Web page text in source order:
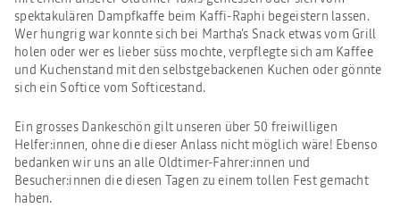
spektakulären Dampfkaffe beim Kaffi-Raphi begeistern lassen.
Wer hungrig war konnte sich bei Martha’s Snack etwas vom Grill
holen oder wer es lieber süss mochte, verpflegte sich am Kaffee
und Kuchenstand mit den selbstgebackenen Kuchen oder gönnte
sich ein Softice vom Softicestand.
Ein grosses Dankeschön gilt unseren über 50 freiwilligen
Helfer:innen, ohne die dieser Anlass nicht möglich wäre! Ebenso
bedanken wir uns an alle Oldtimer-Fahrer:innen und
Besucher:innen die diesen Tagen zu einem tollen Fest gemacht
haben.